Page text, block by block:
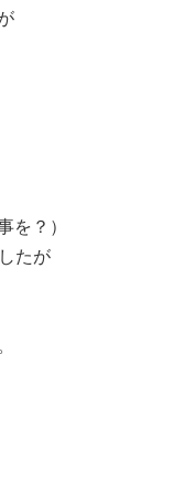
を？）
たが